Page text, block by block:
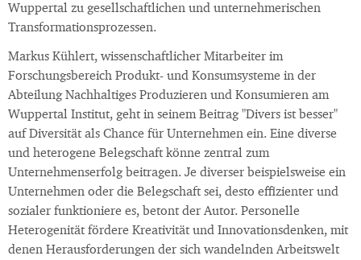
Wuppertal zu gesellschaftlichen und unternehmerischen
Transformationsprozessen.
Markus Kühlert, wissenschaftlicher Mitarbeiter im
Forschungsbereich Produkt- und Konsumsysteme in der
Abteilung Nachhaltiges Produzieren und Konsumieren am
Wuppertal Institut, geht in seinem Beitrag "Divers ist besser"
auf Diversität als Chance für Unternehmen ein. Eine diverse
und heterogene Belegschaft könne zentral zum
Unternehmenserfolg beitragen. Je diverser beispielsweise ein
Unternehmen oder die Belegschaft sei, desto effizienter und
sozialer funktioniere es, betont der Autor. Personelle
Heterogenität fördere Kreativität und Innovationsdenken, mit
denen Herausforderungen der sich wandelnden Arbeitswelt